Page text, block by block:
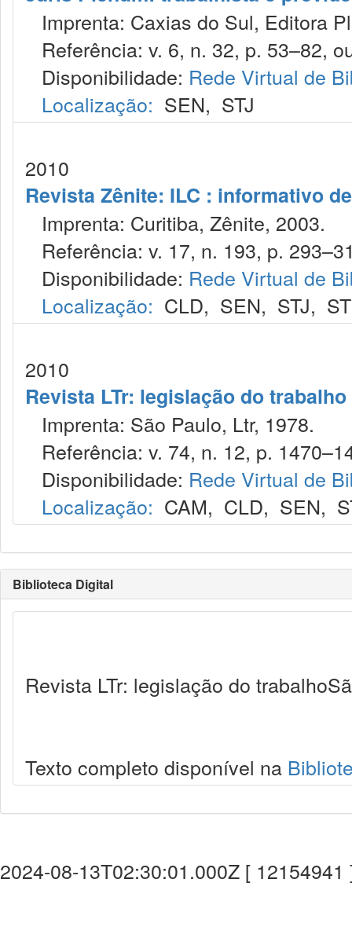
Imprenta: Caxias do Sul, Editora
Referência: v. 6, n. 32, p. 53–82,
Disponibilidade: Rede Virtual de
Localização: SEN, STJ
2010
Revista Zênite: ILC : informativo
Imprenta: Curitiba, Zênite, 2003.
Referência: v. 17, n. 193, p.
Disponibilidade: Rede Virtual de
Localização: CLD, SEN, STJ,
2010
Revista LTr: legislação do trabalho
Imprenta: São Paulo, Ltr, 1978.
Referência: v. 74, n. 12, p.
Disponibilidade: Rede Virtual de
Localização: CAM, CLD, SEN,
Biblioteca Digital
Revista LTr: legislação do
Texto completo disponível na
2024-08-13T02:30:01.000Z [ 12154941